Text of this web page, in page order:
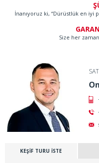
İnanıyoruz ki, “Dürüstlük en iyi
Size her
KEŞİF TURU İSTE